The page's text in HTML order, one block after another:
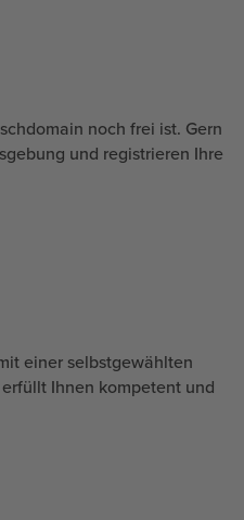
noch frei ist. Gern
und registrieren Ihre
einer selbstgewählten
Ihnen kompetent und